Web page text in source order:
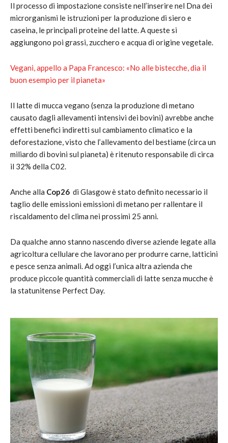
Il processo di impostazione consiste nell’inserire nel Dna dei
microrganismi le istruzioni per la produzione di siero e
caseina, le principali proteine del latte. A queste si
aggiungono poi grassi, zucchero e acqua di origine vegetale.
Vegani, appello a Papa Francesco: «No alle bistecche, dia il
buon esempio per il pianeta»
Il latte di mucca vegano (senza la produzione di metano
causato dagli allevamenti intensivi dei bovini) avrebbe anche
effetti benefici indiretti sul cambiamento climatico e la
deforestazione, visto che l’allevamento del bestiame (circa un
miliardo di bovini sul pianeta) è ritenuto responsabile di circa
il 32% della C02.
Anche alla Cop26 di Glasgow è stato definito necessario il
taglio delle emissioni emissioni di metano per rallentare il
riscaldamento del clima nei prossimi 25 anni.
Da qualche anno stanno nascendo diverse aziende legate alla
agricoltura cellulare che lavorano per produrre carne, latticini
e pesce senza animali. Ad oggi l’unica altra azienda che
produce piccole quantità commerciali di latte senza mucche è
la statunitense Perfect Day.